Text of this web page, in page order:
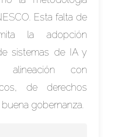
Esta falta de
la adopción
sistemas de IA y
alineación con
de derechos
gobernanza.